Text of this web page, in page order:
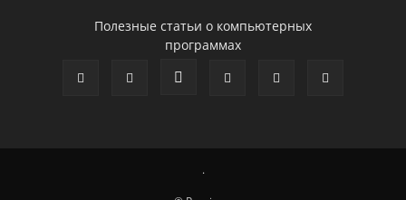
Полезные статьи о компьютерных
программах
.